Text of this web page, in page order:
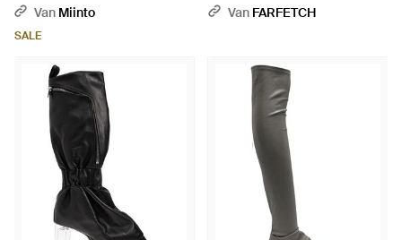
Lvs 09 - Zwart
Van Miinto
SALE
Plateauzool - Bruin
Van FARFETCH